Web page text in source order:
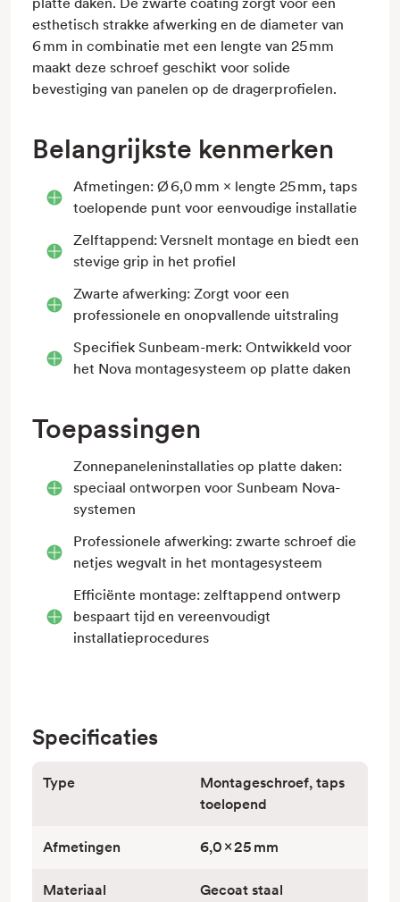
esthetisch strakke afwerking en de diameter van
6 mm in combinatie met een lengte van 25 mm
maakt deze schroef geschikt voor solide
bevestiging van panelen op de dragerprofielen.
Belangrijkste kenmerken
Afmetingen: Ø 6,0 mm × lengte 25 mm, taps
toelopende punt voor eenvoudige installatie
Zelftappend: Versnelt montage en biedt een
stevige grip in het profiel
Zwarte afwerking: Zorgt voor een
professionele en onopvallende uitstraling
Specifiek Sunbeam-merk: Ontwikkeld voor
het Nova montagesysteem op platte daken
Toepassingen
Zonnepaneleninstallaties op platte daken:
speciaal ontworpen voor Sunbeam Nova-
systemen
Professionele afwerking: zwarte schroef die
netjes wegvalt in het montagesysteem
Efficiënte montage: zelftappend ontwerp
bespaart tijd en vereenvoudigt
installatieprocedures
Specificaties
Type
Montageschroef, taps
toelopend
Afmetingen 6,0 × 25 mm
Materiaal Gecoat staal